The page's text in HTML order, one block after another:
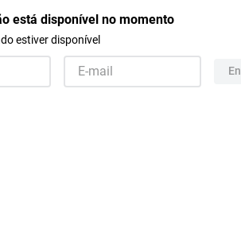
está disponível no momento
estiver disponível